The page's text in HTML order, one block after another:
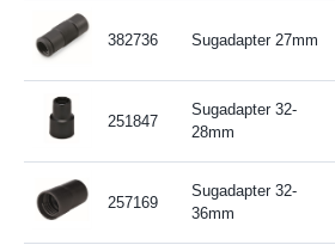
382736 Sugadapter 27mm
251847
Sugadapter 32-
28mm
257169
Sugadapter 32-
36mm